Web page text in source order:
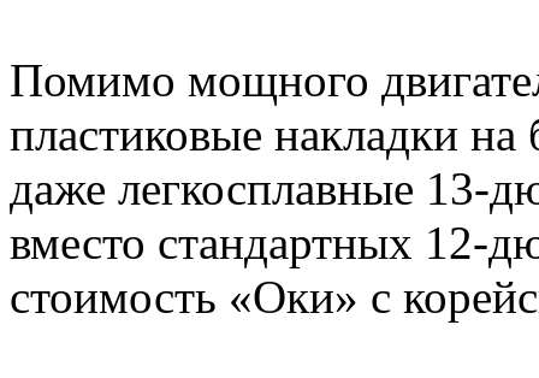
Помимо мощного
пластиковые накладки
даже легкосплавные 13-
вместо стандартных 12-
стоимость «Оки» с